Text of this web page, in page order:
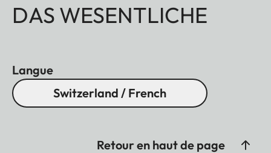
DAS WESENTLICHE
Langue
Switzerland / French
Retour en haut de page